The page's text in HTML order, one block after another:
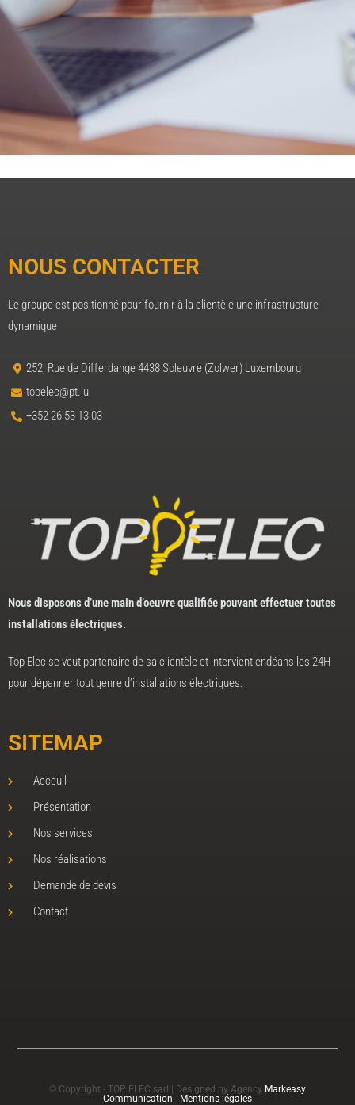
NOUS CONTACTER
Le groupe est positionné pour fournir à la clientèle une infrastructure
dynamique
252, Rue de Differdange 4438 Soleuvre (Zolwer) Luxembourg
topelec@pt.lu
+352 26 53 13 03
Nous disposons d’une main d’oeuvre qualifiée pouvant effectuer toutes
installations électriques.
Top Elec se veut partenaire de sa clientèle et intervient endéans les 24H
pour dépanner tout genre d’installations électriques.
SITEMAP
Acceuil
Présentation
Nos services
Nos réalisations
Demande de devis
Contact
© Copyright - TOP ELEC sarl | Designed by Agency Markeasy
Communication - Mentions légales